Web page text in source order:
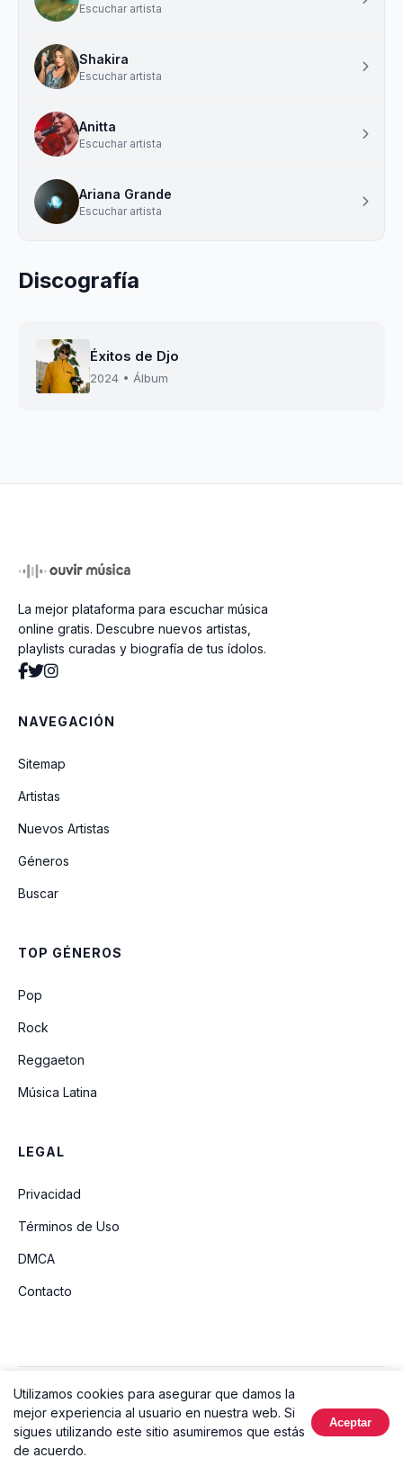
Escuchar artista
Shakira
Escuchar artista
Anitta
Escuchar artista
Ariana Grande
Escuchar artista
Discografía
Éxitos de Djo
2024 • Álbum
La mejor plataforma para escuchar música
online gratis. Descubre nuevos artistas,
playlists curadas y biografía de tus ídolos.
NAVEGACIÓN
Sitemap
Artistas
Nuevos Artistas
Géneros
Buscar
TOP GÉNEROS
Pop
Rock
Reggaeton
Música Latina
LEGAL
Privacidad
Términos de Uso
DMCA
Contacto
© 2026 Ouvir Música. Todos los derechos reservados.
Hecho con
Utilizamos cookies para asegurar que damos la
mejor experiencia al usuario en nuestra web. Si
sigues utilizando este sitio asumiremos que estás
de acuerdo.
Aceptar